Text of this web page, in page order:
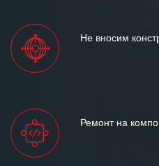
Не вносим
Ремонт на